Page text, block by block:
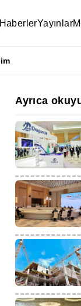
HaberlerYayınlar
Ayrıca